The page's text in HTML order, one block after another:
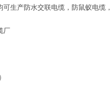
生产防水交联电缆，防鼠蚁电缆
厂